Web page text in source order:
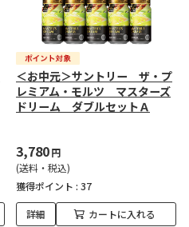
＜お中元＞サントリー ザ・プ
レミアム・モルツ マスターズ
ドリーム ダブルセットＡ
3,780円
(送料・税込)
獲得ポイント : 37
詳細 カートに入れる